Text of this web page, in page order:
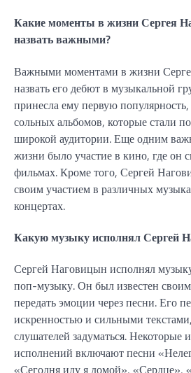
Какие моменты в жизни Сергея
назвать важными?
Важными моментами в жизни
назвать его дебют в музыкальной
принесла ему первую
сольных альбомов, которые стали
широкой аудитории. Еще одним
жизни было участие в кино, где он
фильмах. Кроме того, Сергей
своим участием в различных
концертах.
Какую музыку исполнял Сергей
Сергей Наговицын исполнял
поп-музыку. Он был известен
передать эмоции через песни. Его
искренностью и сильными
слушателей задуматься. Некоторые
исполнений включают песни
«Сегодня иду я домой», «Сердце»,